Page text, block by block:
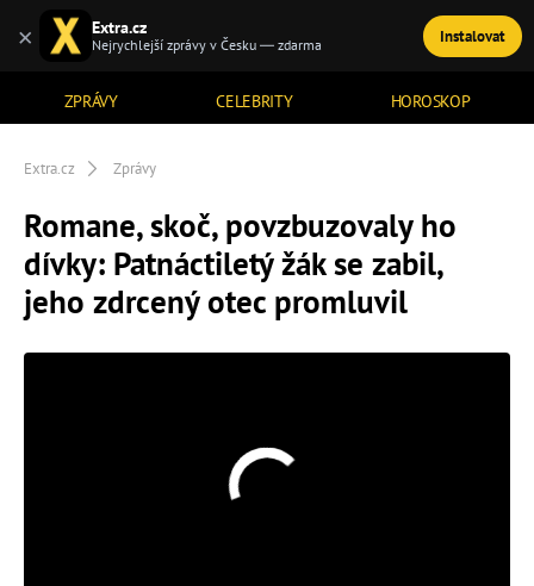
ZPRÁVY CELEBRITY HOROSKOP
TÉMATA
Extra.cz Zprávy
Romane, skoč, povzbuzovaly ho
dívky: Patnáctiletý žák se zabil,
jeho zdrcený otec promluvil
× Extra.cz
Nejrychlejší zprávy v Česku — zdarma Instalovat